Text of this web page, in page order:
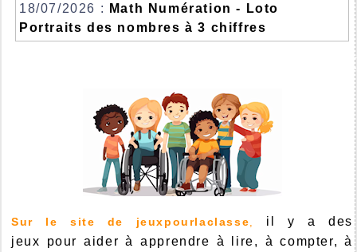
18/07/2026 :
Math Numération - Loto
Portraits des nombres à 3 chiffres
Sur le site de jeuxpourlaclasse
il y a des
jeux pour aider à apprendre à lire, à compter, à